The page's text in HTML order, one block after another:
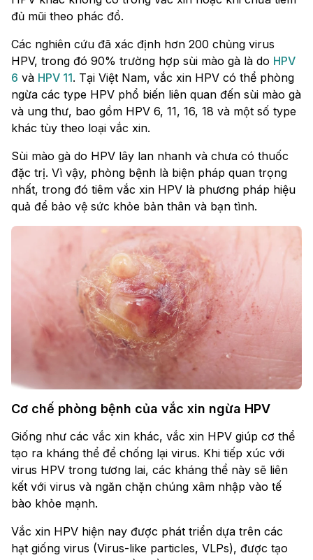
đủ mũi theo phác đồ.
Các nghiên cứu đã xác định hơn 200 chủng virus
HPV, trong đó 90% trường hợp sùi mào gà là do HPV
6 và HPV 11. Tại Việt Nam, vắc xin HPV có thể phòng
ngừa các type HPV phổ biến liên quan đến sùi mào gà
và ung thư, bao gồm HPV 6, 11, 16, 18 và một số type
khác tùy theo loại vắc xin.
Sùi mào gà do HPV lây lan nhanh và chưa có thuốc
đặc trị. Vì vậy, phòng bệnh là biện pháp quan trọng
nhất, trong đó tiêm vắc xin HPV là phương pháp hiệu
quả để bảo vệ sức khỏe bản thân và bạn tình.
Cơ chế phòng bệnh của vắc xin ngừa HPV
Giống như các vắc xin khác, vắc xin HPV giúp cơ thể
tạo ra kháng thể để chống lại virus. Khi tiếp xúc với
virus HPV trong tương lai, các kháng thể này sẽ liên
kết với virus và ngăn chặn chúng xâm nhập vào tế
bào khỏe mạnh.
Vắc xin HPV hiện nay được phát triển dựa trên các
hạt giống virus (Virus-like particles, VLPs), được tạo